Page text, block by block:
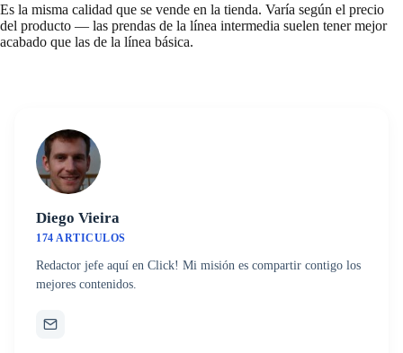
Es la misma calidad que se vende en la tienda. Varía según el precio
del producto — las prendas de la línea intermedia suelen tener mejor
acabado que las de la línea básica.
Diego Vieira
174 ARTICULOS
Redactor jefe aquí en Click! Mi misión es compartir contigo los
mejores contenidos.